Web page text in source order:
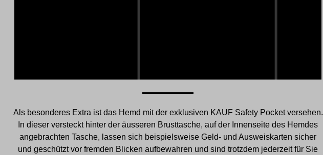
Als besonderes Extra ist das Hemd mit der exklusiven KAUF Safety Pocket versehen.
In dieser versteckt hinter der äusseren Brusttasche, auf der Innenseite des Hemdes
angebrachten Tasche, lassen sich beispielsweise Geld- und Ausweiskarten sicher
und geschützt vor fremden Blicken aufbewahren und sind trotzdem jederzeit für Sie